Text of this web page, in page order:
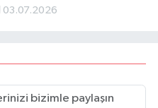
03.07.2026